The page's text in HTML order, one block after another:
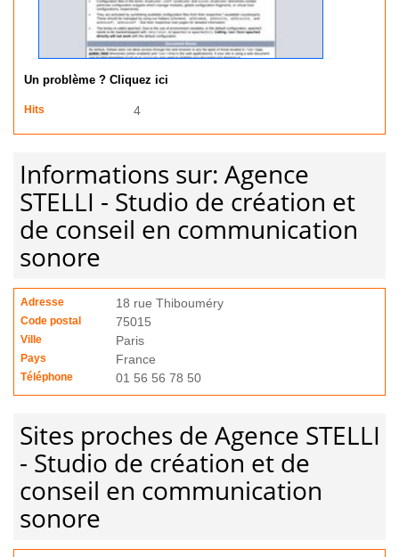
Un problème ? Cliquez ici
Hits 4
Informations sur: Agence
STELLI - Studio de création et
de conseil en communication
sonore
Adresse 18 rue Thibouméry
Code postal 75015
Ville Paris
Pays France
Téléphone 01 56 56 78 50
Sites proches de Agence STELLI
- Studio de création et de
conseil en communication
sonore